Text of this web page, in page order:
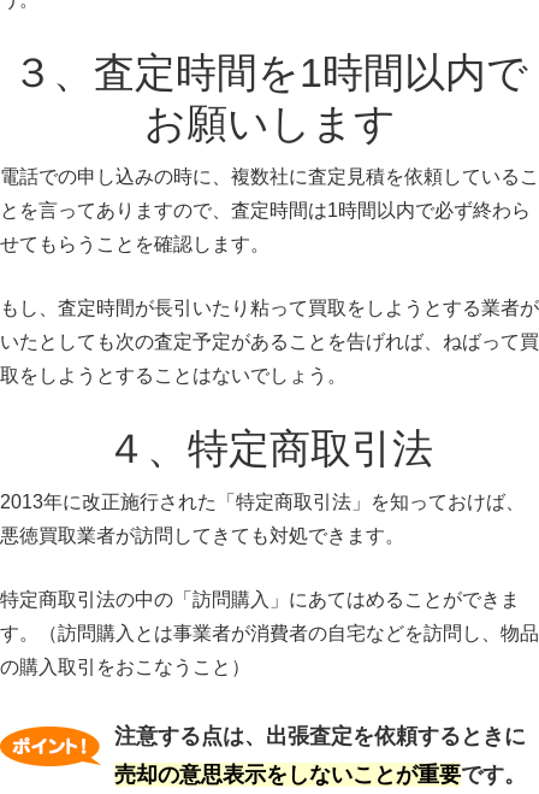
３、査定時間を1時間以内で
お願いします
電話での申し込みの時に、複数社に査定見積を依頼しているこ
とを言ってありますので、査定時間は1時間以内で必ず終わら
せてもらうことを確認します。
もし、査定時間が長引いたり粘って買取をしようとする業者が
いたとしても次の査定予定があることを告げれば、ねばって買
取をしようとすることはないでしょう。
４、特定商取引法
2013年に改正施行された「特定商取引法」を知っておけば、
悪徳買取業者が訪問してきても対処できます。
特定商取引法の中の「訪問購入」にあてはめることができま
す。（訪問購入とは事業者が消費者の自宅などを訪問し、物品
の購入取引をおこなうこと）
注意する点は、出張査定を依頼するときに
売却の意思表示をしないことが重要です。